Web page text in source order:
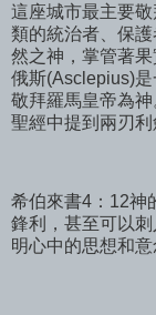
這座城市最主要
類的統治者、保
然之神，掌管著
俄斯(Asclepius)
敬拜羅馬皇帝為神
聖經中提到兩刃利
希伯來書4：12神
鋒利，甚至可以
明心中的思想和意